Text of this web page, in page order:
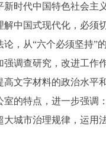
代中国特色社会主义
中国式现代化，必
，从“六个必须坚持
调查研究，改进工
文字材料的政治水平
特点，进一步强调
城市治理规律，运